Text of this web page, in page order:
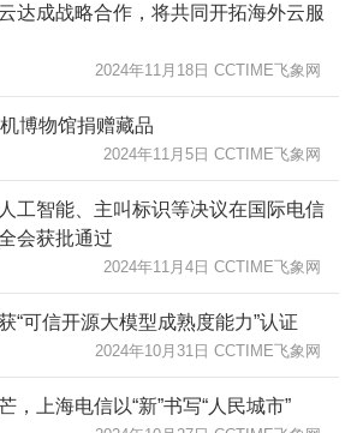
达成战略合作，将共同开拓海外云服
2024年11月18日 CCTIME飞象网
博物馆捐赠藏品
2024年11月5日 CCTIME飞象网
工智能、主叫标识等决议在国际电信
会获批通过
2024年11月4日 CCTIME飞象网
“可信开源大模型成熟度能力”认证
2024年10月31日 CCTIME飞象网
，上海电信以“新”书写“人民城市”